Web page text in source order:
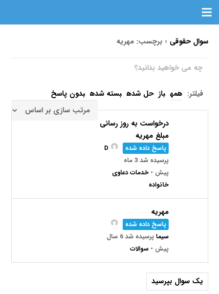
سوال حقوقی ›برچسب: مهریه
فیلتر: همه باز حل شده بسته شده بدون پاسخ
درخواست به روز رسانی
مبلغ مهریه
پاسخ داده شده
D
پرسیده شد 3 ماه
پیش •خدمات دعاوی
خانواده
مهریه
پاسخ داده شده
سیما
پرسیده شد 6 سال
پیش •سوالات
یک سوال بپرسید